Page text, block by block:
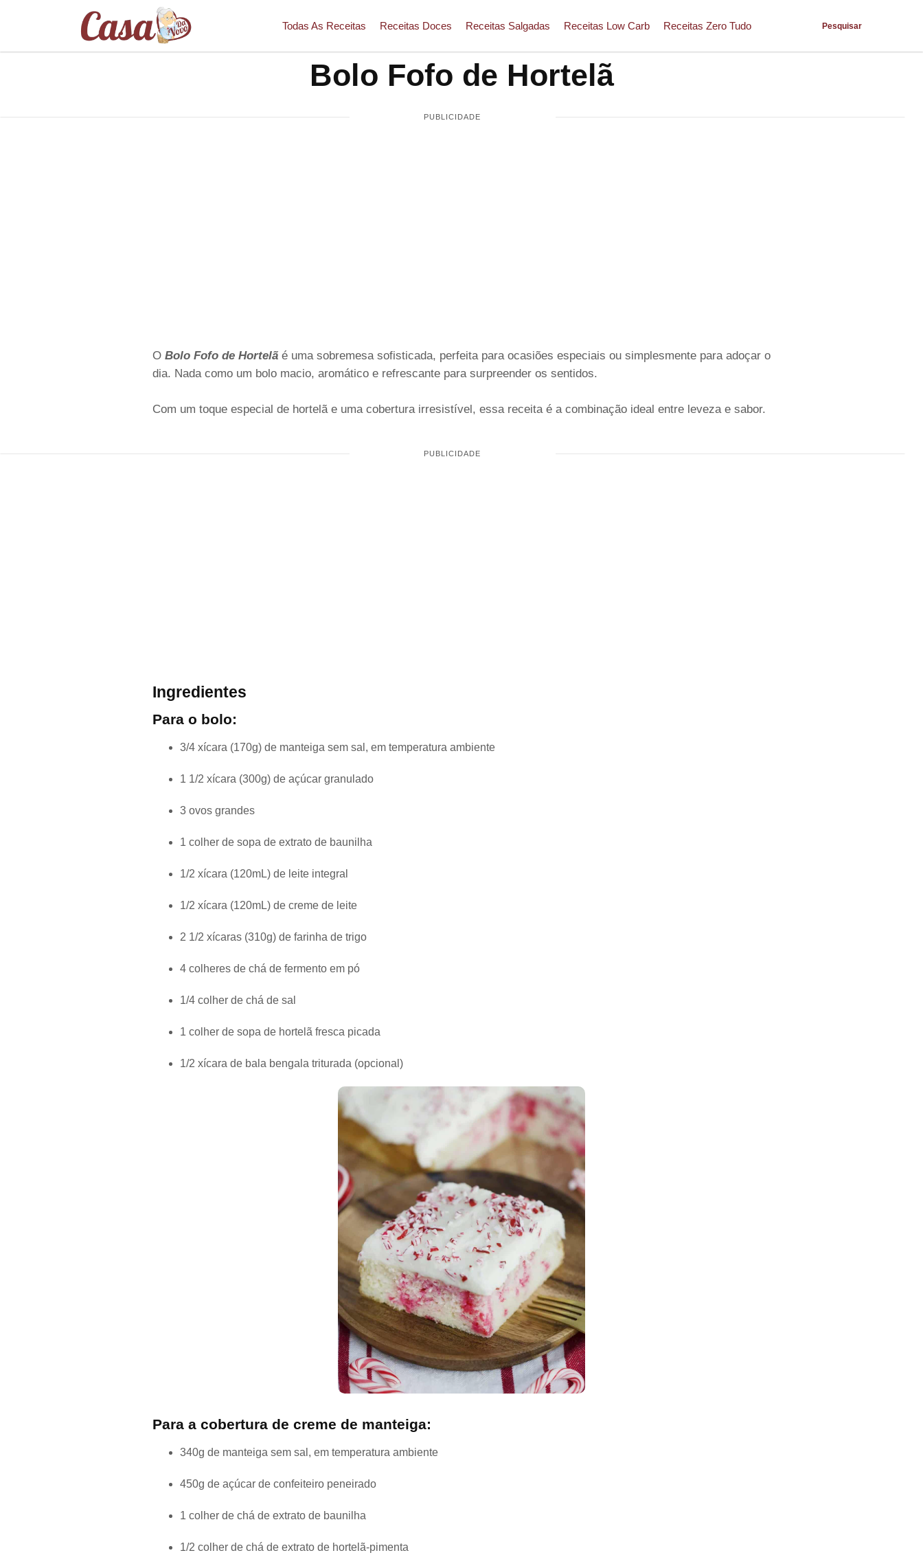
Todas As Receitas Receitas Doces Receitas Salgadas Receitas Low Carb Receitas Zero Tudo Pesquisar
Bolo Fofo de Hortelã
O Bolo Fofo de Hortelã é uma sobremesa sofisticada, perfeita para ocasiões especiais ou simplesmente para adoçar o
dia. Nada como um bolo macio, aromático e refrescante para surpreender os sentidos.
Com um toque especial de hortelã e uma cobertura irresistível, essa receita é a combinação ideal entre leveza e sabor.
Ingredientes
Para o bolo:
3/4 xícara (170g) de manteiga sem sal, em temperatura ambiente
1 1/2 xícara (300g) de açúcar granulado
3 ovos grandes
1 colher de sopa de extrato de baunilha
1/2 xícara (120mL) de leite integral
1/2 xícara (120mL) de creme de leite
2 1/2 xícaras (310g) de farinha de trigo
4 colheres de chá de fermento em pó
1/4 colher de chá de sal
1 colher de sopa de hortelã fresca picada
1/2 xícara de bala bengala triturada (opcional)
Para a cobertura de creme de manteiga:
340g de manteiga sem sal, em temperatura ambiente
450g de açúcar de confeiteiro peneirado
1 colher de chá de extrato de baunilha
1/2 colher de chá de extrato de hortelã-pimenta